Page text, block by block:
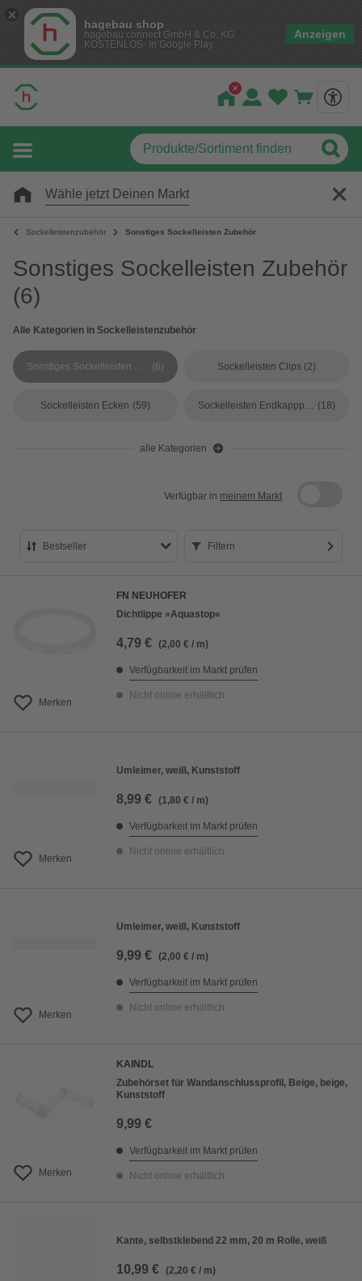
hagebau shop
hagebau connect GmbH & Co. KG
KOSTENLOS- In Google Play
Anzeigen
Wähle jetzt Deinen Markt
Sockelleistenzubehör Sonstiges Sockelleisten Zubehör
Sonstiges Sockelleisten Zubehör
(6)
Alle Kategorien in Sockelleistenzubehör
Sonstiges Sockelleisten Zubehör (6) Sockelleisten Clips (2)
Sockelleisten Ecken (59) Sockelleisten Endkapppen (18)
alle Kategorien
Verfügbar in meinem Markt
Bestseller
Preis aufsteigend
Preis absteigend
Filtern
Merken
FN NEUHOFER
Dichtlippe »Aquastop«
4,79 € (2,00 € / m)
Verfügbarkeit im Markt prüfen
Nicht online erhältlich
Merken
Umleimer, weiß, Kunststoff
8,99 € (1,80 € / m)
Verfügbarkeit im Markt prüfen
Nicht online erhältlich
Merken
Umleimer, weiß, Kunststoff
9,99 € (2,00 € / m)
Verfügbarkeit im Markt prüfen
Nicht online erhältlich
Merken
KAINDL
Zubehörset für Wandanschlussprofil, Beige, beige,
Kunststoff
9,99 €
Verfügbarkeit im Markt prüfen
Nicht online erhältlich
Kante, selbstklebend 22 mm, 20 m Rolle, weiß
10,99 € (2,20 € / m)